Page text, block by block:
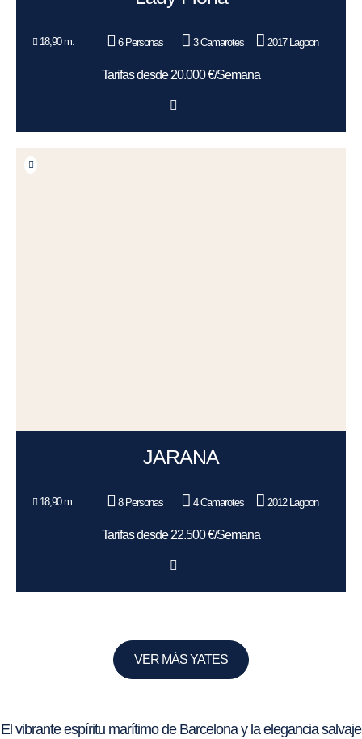
18,90 m. 6 Personas 3 Camarotes 2017 Lagoon
Tarifas desde 20.000 €/Semana
JARANA
18,90 m. 8 Personas 4 Camarotes 2012 Lagoon
Tarifas desde 22.500 €/Semana
VER MÁS YATES
El vibrante espíritu marítimo de Barcelona y la elegancia salvaje